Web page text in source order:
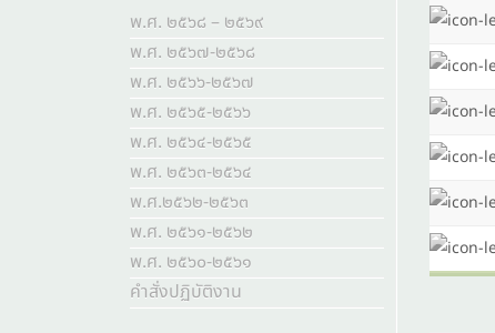
พ.ศ. ๒๕๖๘ – ๒๕๖๙
พ.ศ. ๒๕๖๗-๒๕๖๘
พ.ศ. ๒๕๖๖-๒๕๖๗
พ.ศ. ๒๕๖๕-๒๕๖๖
พ.ศ. ๒๕๖๔-๒๕๖๕
พ.ศ. ๒๕๖๓-๒๕๖๔
พ.ศ.๒๕๖๒-๒๕๖๓
พ.ศ. ๒๕๖๑-๒๕๖๒
พ.ศ. ๒๕๖๐-๒๕๖๑
คำสั่งปฏิบัติงาน